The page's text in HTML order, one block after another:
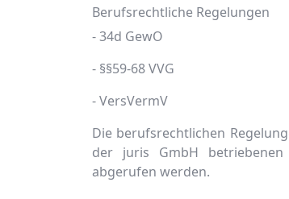
Berufsrechtliche Regelungen
- 34d GewO
- §§59-68 VVG
- VersVermV
Die berufsrechtlichen
der juris GmbH
abgerufen werden.